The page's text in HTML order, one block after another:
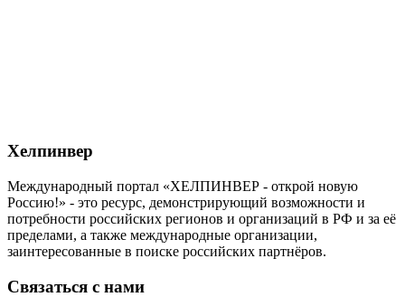
Хелпинвер
Международный портал «ХЕЛПИНВЕР - открой новую
Россию!» - это ресурс, демонстрирующий возможности и
потребности российских регионов и организаций в РФ и за её
пределами, а также международные организации,
заинтересованные в поиске российских партнёров.
Связаться с нами